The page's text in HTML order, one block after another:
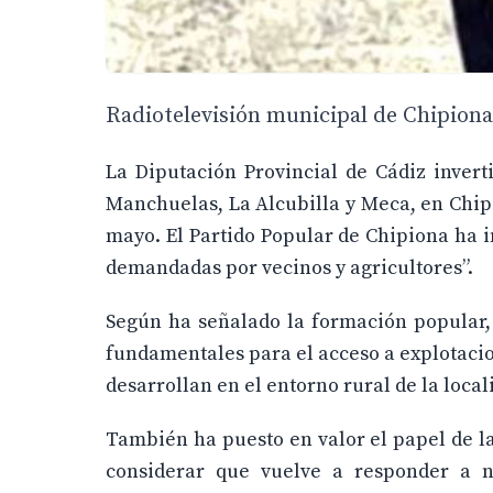
Radiotelevisión municipal de
La Diputación Provincial de Cádiz
Manchuelas, La Alcubilla y Meca, en
mayo. El Partido Popular de Chipiona
demandadas por vecinos y agricultores”.
Según ha señalado la formación
fundamentales para el acceso a
desarrollan en el entorno rural de la
También ha puesto en valor el papel de
considerar que vuelve a responder a